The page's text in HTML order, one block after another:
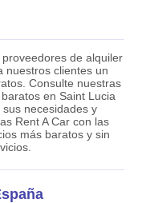
de alquiler
nuestros clientes un
Consulte nuestras
en Saint Lucia
necesidades y
Rent A Car con las
más baratos y sin